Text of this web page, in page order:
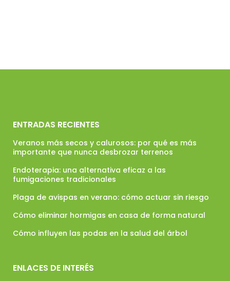
ENTRADAS RECIENTES
Veranos más secos y calurosos: por qué es más
importante que nunca desbrozar terrenos
Endoterapia: una alternativa eficaz a las
fumigaciones tradicionales
Plaga de avispas en verano: cómo actuar sin riesgo
Cómo eliminar hormigas en casa de forma natural
Cómo influyen las podas en la salud del árbol
ENLACES DE INTERÉS